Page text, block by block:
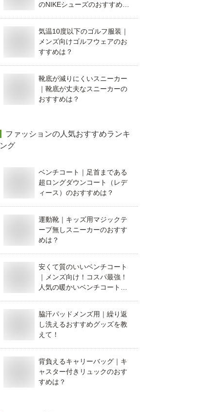
のNIKEシューズのおすすめ
気温10度以下のゴルフ服装｜
メンズ向けゴルフウェアのお
すすめは？
靴底が減りにくいスニーカー
｜靴底が丈夫なスニーカーの
おすすめは？
ファッションの人気おすすめランキ
ング
ベンチコート｜足首まである
超ロングダウンコート（レデ
ィース）のおすすめは？
運動靴｜キッズ用マジックテ
ープ無しスニーカーのおすす
めは？
安くて質のいいベンチコート
｜メンズ向け！コスパ最強！
人気の暖かいベンチコート
脇汗パッドメンズ用｜繰り返
し洗えるおすすめグッズを教
えて！
背負えるキャリーバッグ｜キ
ャスター付きリュックのおす
すめは？